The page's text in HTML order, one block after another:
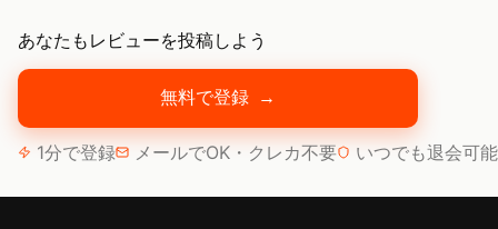
あなたもレビューを投稿しよう
無料で登録 →
1分で登録 メールでOK・クレカ不要 いつでも退会可能